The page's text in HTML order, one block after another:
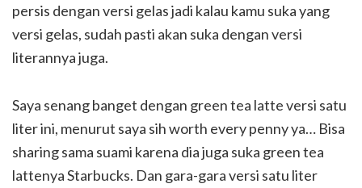
persis dengan versi gelas jadi kalau kamu suka yang
versi gelas, sudah pasti akan suka dengan versi
literannya juga.
Saya senang banget dengan green tea latte versi satu
liter ini, menurut saya sih worth every penny ya… Bisa
sharing sama suami karena dia juga suka green tea
lattenya Starbucks. Dan gara-gara versi satu liter